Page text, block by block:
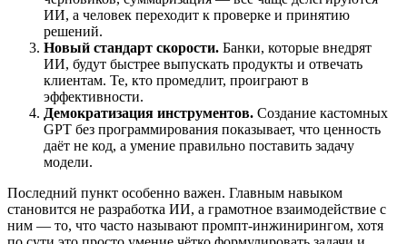
ИИ, а человек переходит к проверке и принятию
решений.
Новый стандарт скорости. Банки, которые внедрят
ИИ, будут быстрее выпускать продукты и отвечать
клиентам. Те, кто промедлит, проиграют в
эффективности.
Демократизация инструментов. Создание кастомных
GPT без программирования показывает, что ценность
даёт не код, а умение правильно поставить задачу
модели.
Последний пункт особенно важен. Главным навыком
становится не разработка ИИ, а грамотное взаимодействие с
ним — то, что часто называют промпт-инжинирингом, хотя